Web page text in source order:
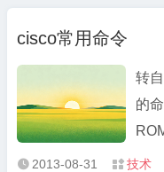
cisco常用命令
转
的
 2013-08-31  技术